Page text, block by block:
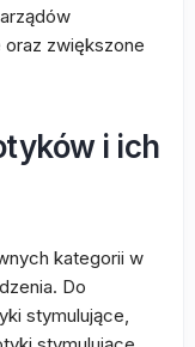
zwiększone
i ich
kategorii w
Do
stymulujące,